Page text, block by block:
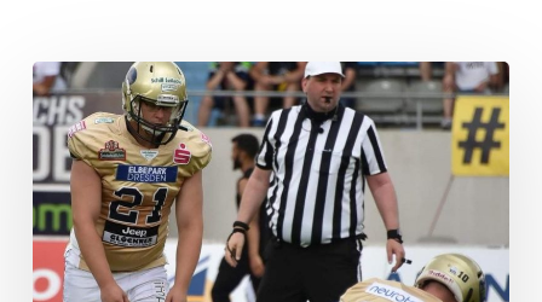
GFL
All-
Star
Kicker
zu
den
Leipzig